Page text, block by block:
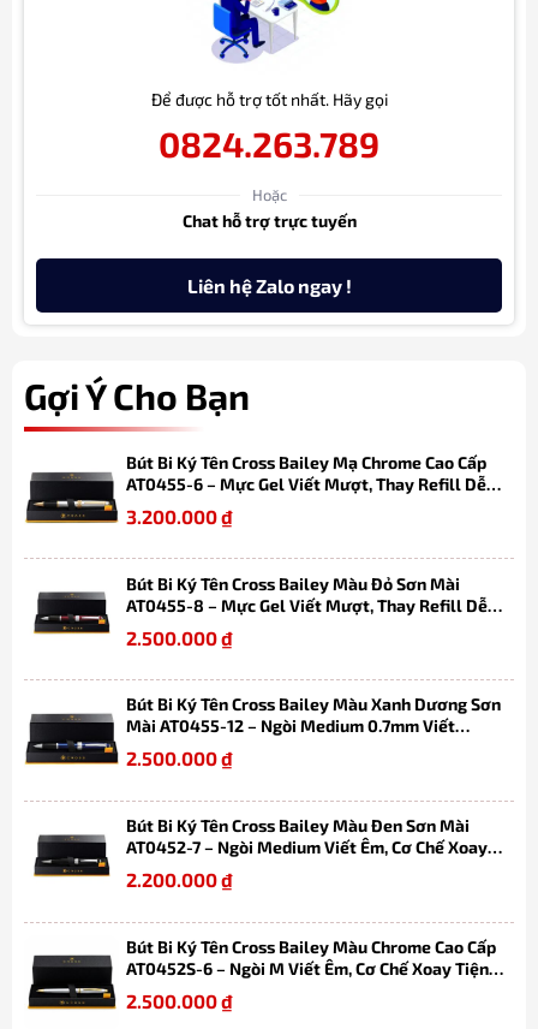
Để được hỗ trợ tốt nhất. Hãy gọi
0824.263.789
Hoặc
Chat hỗ trợ trực tuyến
Liên hệ Zalo ngay !
Gợi Ý Cho Bạn
Bút Bi Ký Tên Cross Bailey Mạ Chrome Cao Cấp
AT0455-6 – Mực Gel Viết Mượt, Thay Refill Dễ
Dàng, Kèm Hộp Quà
3.200.000₫
Bút Bi Ký Tên Cross Bailey Màu Đỏ Sơn Mài
AT0455-8 – Mực Gel Viết Mượt, Thay Refill Dễ
Dàng, Kèm Hộp Quà
2.500.000₫
Bút Bi Ký Tên Cross Bailey Màu Xanh Dương Sơn
Mài AT0455-12 – Ngòi Medium 0.7mm Viết
Mượt, Thay Refill Dễ Dàng Kèm Hộp Quà
2.500.000₫
Bút Bi Ký Tên Cross Bailey Màu Đen Sơn Mài
AT0452-7 – Ngòi Medium Viết Êm, Cơ Chế Xoay
Tiện Lợi, Thay Refill Dễ Dàng Kèm Hộp
2.200.000₫
Bút Bi Ký Tên Cross Bailey Màu Chrome Cao Cấp
AT0452S-6 – Ngòi M Viết Êm, Cơ Chế Xoay Tiện
Lợi, Thay Refill Dễ Dàng Kèm Hộp
2.500.000₫